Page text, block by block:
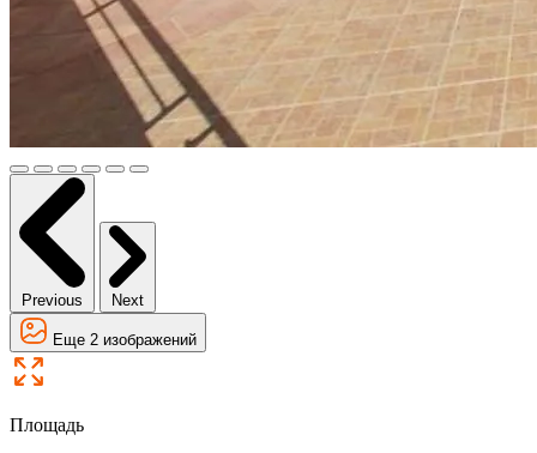
Previous Next
Еще 2 изображений
Площадь